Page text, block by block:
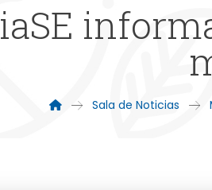
Sala de Noticias